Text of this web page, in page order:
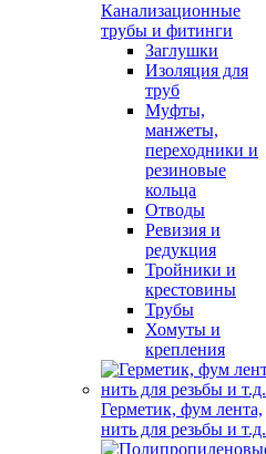
Канализационные
трубы и фитинги
Заглушки
Изоляция для
труб
Муфты,
манжеты,
переходники и
резиновые
кольца
Отводы
Ревизия и
редукция
Тройники и
крестовины
Трубы
Хомуты и
крепления
Герметик, фум лента,
нить для резьбы и т.д.